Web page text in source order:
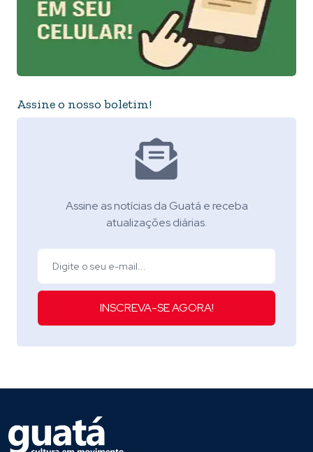
Assine o nosso boletim!
Assine as notícias da Guatá e receba
atualizações diárias.
INSCREVA-SE AGORA!